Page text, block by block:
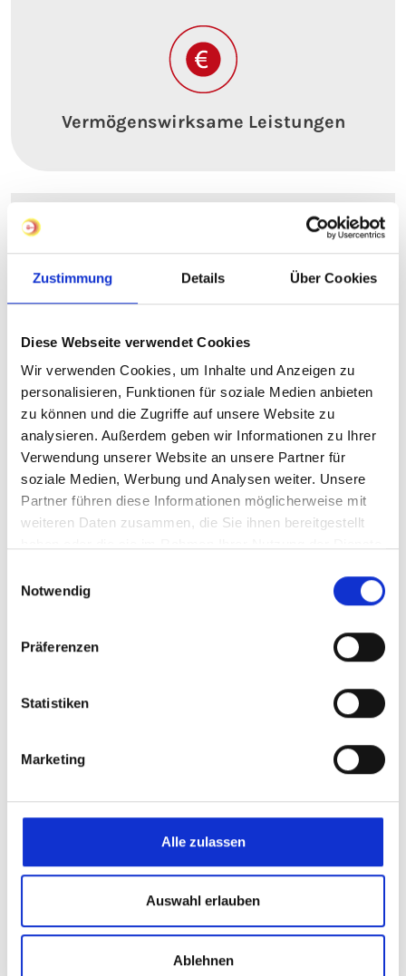
Zustimmung Details Über Cookies
Diese Webseite verwendet Cookies
Wir verwenden Cookies, um Inhalte und Anzeigen zu
personalisieren, Funktionen für soziale Medien anbieten
zu können und die Zugriffe auf unsere Website zu
analysieren. Außerdem geben wir Informationen zu Ihrer
Verwendung unserer Website an unsere Partner für
soziale Medien, Werbung und Analysen weiter. Unsere
Partner führen diese Informationen möglicherweise mit
weiteren Daten zusammen, die Sie ihnen bereitgestellt
Notwendig
Präferenzen
Statistiken
Marketing
Alle zulassen
Auswahl erlauben
Ablehnen
Vermögenswirksame Leistungen
Fitnessangebote & Bike-Leasing
Förderung individueller Entwicklung
eltherm Akademie